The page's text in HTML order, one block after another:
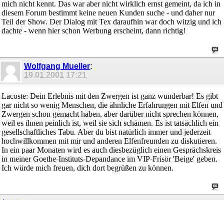
mich nicht kennt. Das war aber nicht wirklich ernst gemeint, da ich in
diesem Forum bestimmt keine neuen Kunden suche - und daher nur
Teil der Show. Der Dialog mit Tex daraufhin war doch witzig und ich
dachte - wenn hier schon Werbung erscheint, dann richtig!
Wolfgang Mueller:
19.01.2001 17:21
Lacoste: Dein Erlebnis mit den Zwergen ist ganz wunderbar! Es gibt
gar nicht so wenig Menschen, die ähnliche Erfahrungen mit Elfen und
Zwergen schon gemacht haben, aber darüber nicht sprechen können,
weil es ihnen peinlich ist, weil sie sich schämen. Es ist tatsächlich ein
gesellschaftliches Tabu. Aber du bist natürlich immer und jederzeit
hochwillkommen mit mir und anderen Elfenfreunden zu diskutieren.
In ein paar Monaten wird es auch diesbezüglich einen Gesprächskreis
in meiner Goethe-Instituts-Depandance im VIP-Frisör 'Beige' geben.
Ich würde mich freuen, dich dort begrüßen zu können.